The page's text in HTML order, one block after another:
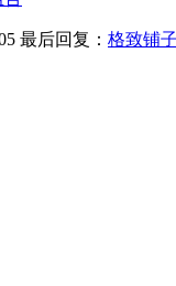
最后回复： 格致铺子